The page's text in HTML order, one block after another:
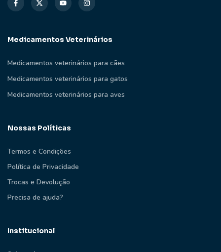
Medicamentos Veterinários
Medicamentos veterinários para cães
Medicamentos veterinários para gatos
Medicamentos veterinários para aves
Nossas Políticas
Termos e Condições
Política de Privacidade
Trocas e Devolução
Precisa de ajuda?
Institucional